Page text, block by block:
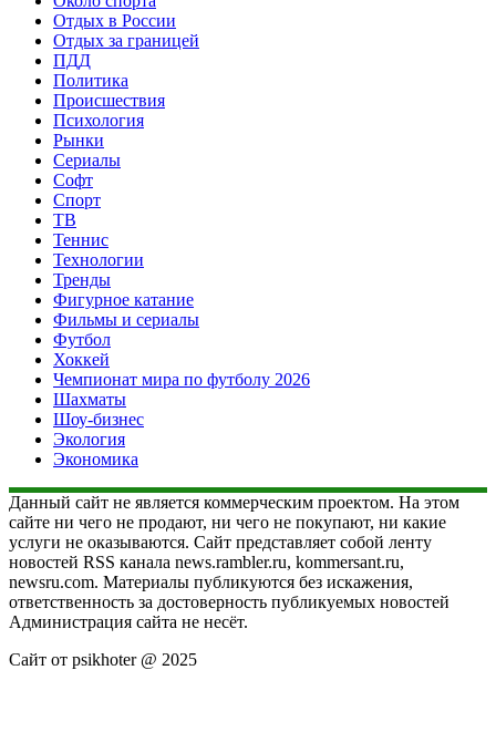
Отдых в России
Отдых за границей
ПДД
Политика
Происшествия
Психология
Рынки
Сериалы
Софт
Спорт
ТВ
Теннис
Технологии
Тренды
Фигурное катание
Фильмы и сериалы
Футбол
Хоккей
Чемпионат мира по футболу 2026
Шахматы
Шоу-бизнес
Экология
Экономика
Данный сайт не является коммерческим проектом. На этом
сайте ни чего не продают, ни чего не покупают, ни какие
услуги не оказываются. Сайт представляет собой ленту
новостей RSS канала news.rambler.ru, kommersant.ru,
newsru.com. Материалы публикуются без искажения,
ответственность за достоверность публикуемых новостей
Администрация сайта не несёт.
Сайт от psikhoter @ 2025